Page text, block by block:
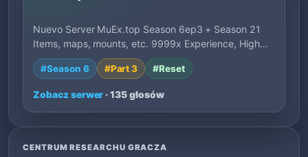
Nuevo Server MuEx.top Season 6ep3 + Season 21
Items, maps, mounts, etc. 9999x Experience, High…
#Season 6 #Part 3 #Reset
Zobacz serwer · 135 głosów
CENTRUM RESEARCHU GRACZA